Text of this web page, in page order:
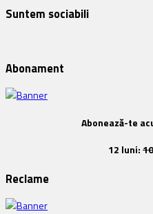
Suntem sociabili
Abonament
Abonează-te
12 luni:
Reclame